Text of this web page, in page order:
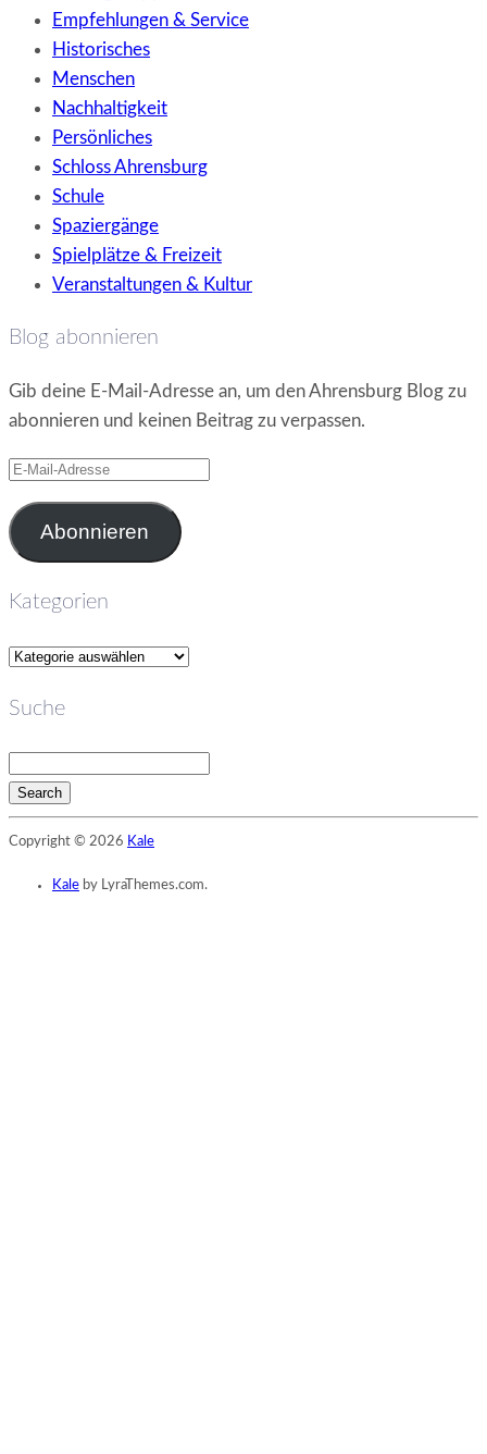
Empfehlungen & Service
Historisches
Menschen
Nachhaltigkeit
Persönliches
Schloss Ahrensburg
Schule
Spaziergänge
Spielplätze & Freizeit
Veranstaltungen & Kultur
Blog abonnieren
Gib deine E-Mail-Adresse an, um den Ahrensburg Blog zu
abonnieren und keinen Beitrag zu verpassen.
E-
AdresseAbonnieren
Kategorien
Kategorien
Suche
Search
Searching
is
Copyright © 2026 Kale
Kale by LyraThemes.com.